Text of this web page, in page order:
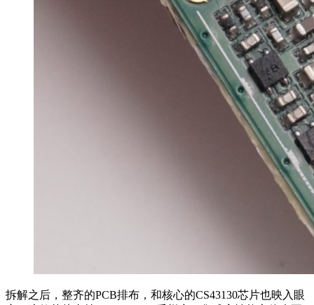
拆解之后，整齐的PCB排布，和核心的CS43130芯片也映入眼